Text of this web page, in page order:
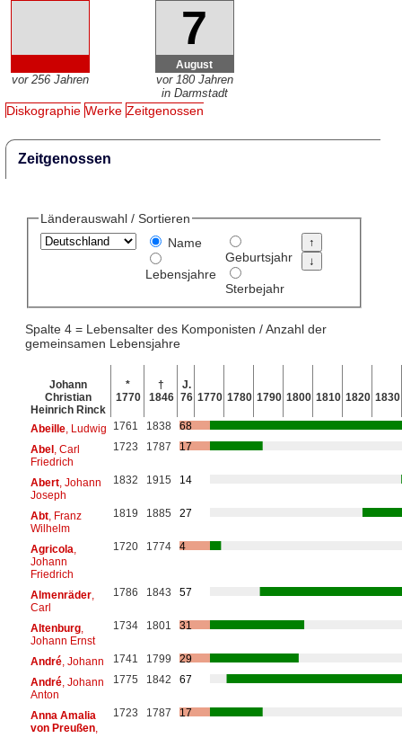
vor 256 Jahren
7
August
vor 180 Jahren
in Darmstadt
Diskographie Werke Zeitgenossen
Zeitgenossen
Länderauswahl / Sortieren
Name
Lebensjahre
Geburtsjahr
Sterbejahr
Spalte 4 = Lebensalter des Komponisten / Anzahl der
gemeinsamen Lebensjahre
Johann
Christian
Heinrich Rinck
*
1770
†
1846
J.
76 1770 1780 1790 1800 1810 1820 1830
Abeille, Ludwig 1761 1838
68
Abel, Carl
Friedrich
1723 1787 17
Abert, Johann
Joseph
1832 1915 14
Abt, Franz
Wilhelm
1819 1885 27
Agricola
Johann
Friedrich
1720 1774 4
Almenräder,
Carl
1786 1843 57
Altenburg,
Johann Ernst
1734 1801 31
André, Johann 1741 1799
29
André, Johann
Anton
1775 1842 67
Anna Amalia
von Preußen,
1723 1787 17